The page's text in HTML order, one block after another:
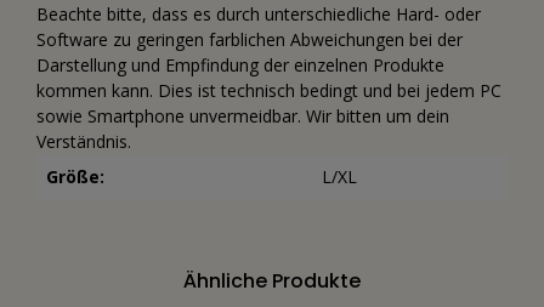
Beachte bitte, dass es durch unterschiedliche Hard- oder
Software zu geringen farblichen Abweichungen bei der
Darstellung und Empfindung der einzelnen Produkte
kommen kann. Dies ist technisch bedingt und bei jedem PC
sowie Smartphone unvermeidbar. Wir bitten um dein
Verständnis.
Größe:
L/XL
Ähnliche Produkte